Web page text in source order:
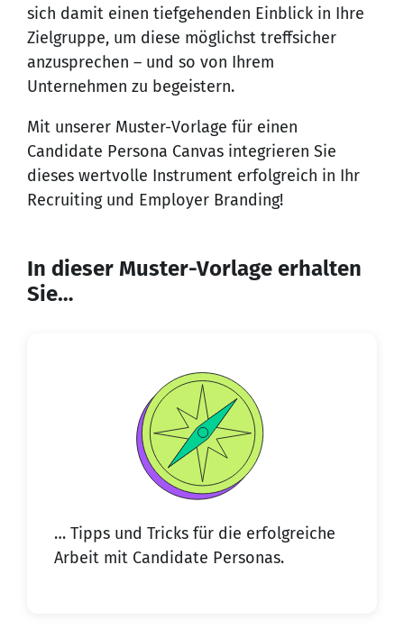
sich damit einen tiefgehenden Einblick in Ihre
Zielgruppe, um diese möglichst treffsicher
anzusprechen – und so von Ihrem
Unternehmen zu begeistern.
Mit unserer Muster-Vorlage für einen
Candidate Persona Canvas integrieren Sie
dieses wertvolle Instrument erfolgreich in Ihr
Recruiting und Employer Branding!
In dieser Muster-Vorlage erhalten
Sie…
… Tipps und Tricks für die erfolgreiche
Arbeit mit Candidate Personas.